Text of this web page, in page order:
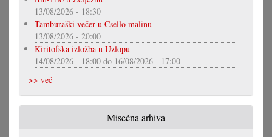
13/08/2026 - 18:30
Tamburaški večer u Csello malinu
13/08/2026 - 20:00
Kiritofska izložba u Uzlopu
14/08/2026 - 18:00 do 16/08/2026 - 17:00
>> već
Misečna arhiva